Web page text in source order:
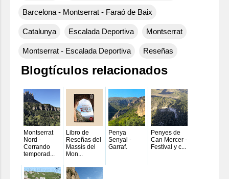
Barcelona - Montserrat - Faraó de Baix
Catalunya Escalada Deportiva Montserrat
Montserrat - Escalada Deportiva Reseñas
Blogtículos relacionados
Montserrat
Nord -
Cerrando
temporad...
Libro de
Reseñas del
Massís del
Mon...
Penya
Senyal -
Garraf.
Penyes de
Can Mercer -
Festival y c...